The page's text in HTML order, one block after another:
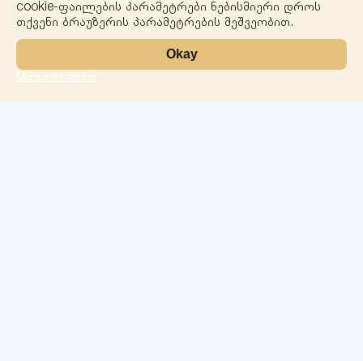
cookie-ფაილების პარამეტრები ნებისმიერი დროს
თქვენი ბრაუზერის პარამეტრების მეშვეობით.
Okay
More information